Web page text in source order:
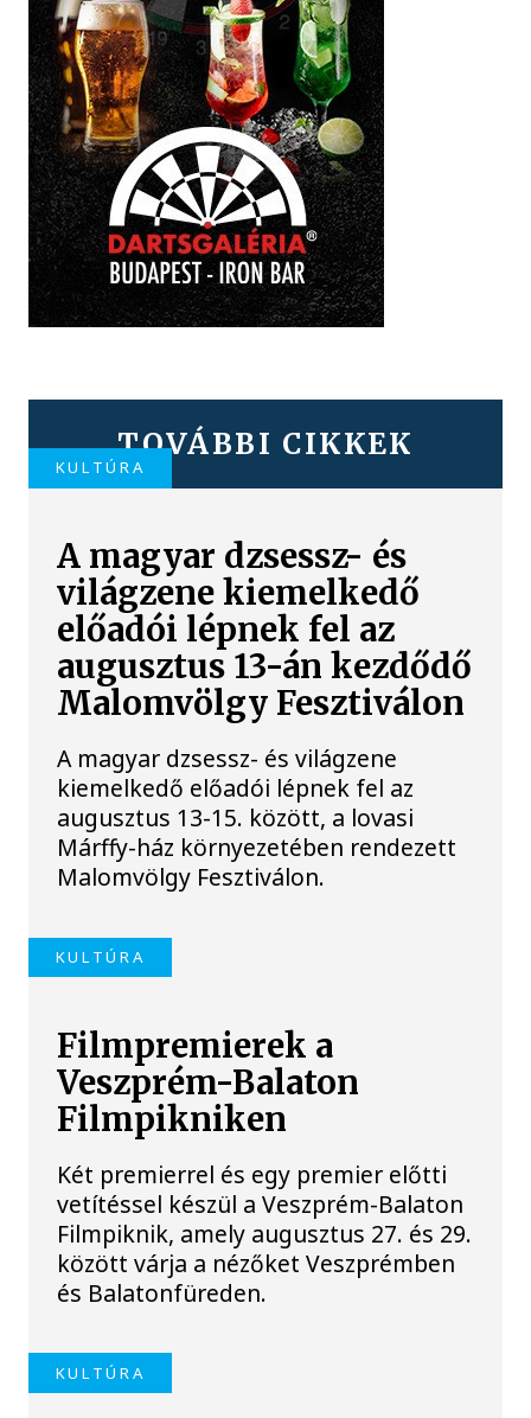
TOVÁBBI CIKKEK
KULTÚRA
A magyar dzsessz- és
világzene kiemelkedő
előadói lépnek fel az
augusztus 13-án kezdődő
Malomvölgy Fesztiválon
A magyar dzsessz- és világzene
kiemelkedő előadói lépnek fel az
augusztus 13-15. között, a lovasi
Márffy-ház környezetében rendezett
Malomvölgy Fesztiválon.
KULTÚRA
Filmpremierek a
Veszprém-Balaton
Filmpikniken
Két premierrel és egy premier előtti
vetítéssel készül a Veszprém-Balaton
Filmpiknik, amely augusztus 27. és 29.
között várja a nézőket Veszprémben
és Balatonfüreden.
KULTÚRA